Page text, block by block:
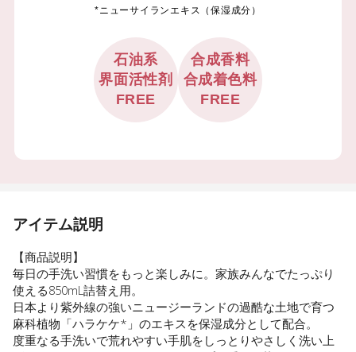
*ニューサイランエキス（保湿成分）
石油系
界面活性剤
FREE
合成香料
合成着色料
FREE
アイテム説明
【商品説明】
毎日の手洗い習慣をもっと楽しみに。家族みんなでたっぷり
使える850mL詰替え用。
日本より紫外線の強いニュージーランドの過酷な土地で育つ
麻科植物「ハラケケ*」のエキスを保湿成分として配合。
度重なる手洗いで荒れやすい手肌をしっとりやさしく洗い上